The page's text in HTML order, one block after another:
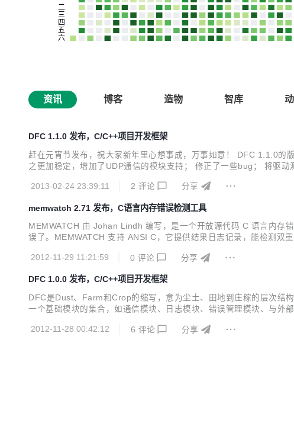
资讯 博客 造物 智库
DFC 1.1.0 发布，C/C++项目开发框架
赶在元宵节发布，祝大家新年里心想事成，万事如意！ DFC 1.1.0
之更加稳定，增加了UDP通信的模块支持； 修正了一些bug； 将驱
2013-02-24 23:39:11
2 评论 分享
memwatch 2.71 发布，C语言内存错误检测工具
MEMWATCH 由 Johan Lindh 编写，是一个开放源代码 C 语言内存
误了。MEMWATCH 支持 ANSI C，它提供结果日志记录，能检测
2012-11-29 11:21:59
0 评论 分享
DFC 1.0.0 发布，C/C++项目开发框架
DFC是Dust、Farm和Crop的缩写，意为尘土、田地到庄稼的层次结
一个基础模块的集合，如通信模块、日志模块、错误管理模块、与外
专注于业务核心代码。比如...
2012-11-28 00:42:12 6 评论 分享